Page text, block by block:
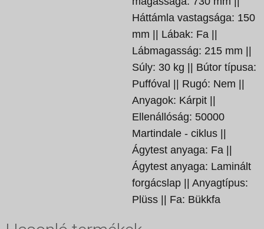
Háttámla vastagsága: 150
mm || Lábak: Fa ||
Lábmagasság: 215 mm ||
Súly: 30 kg || Bútor típusa:
Puffóval || Rugó: Nem ||
Anyagok: Kárpit ||
Ellenállóság: 50000
Martindale - ciklus ||
Ágytest anyaga: Fa ||
Ágytest anyaga: Laminált
forgácslap || Anyagtípus:
Plüss || Fa: Bükkfa